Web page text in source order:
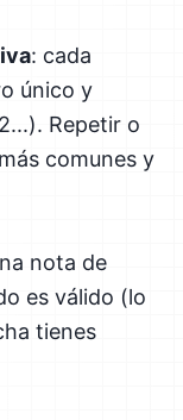
: cada
único y
Repetir o
comunes y
nota de
es válido (lo
tienes